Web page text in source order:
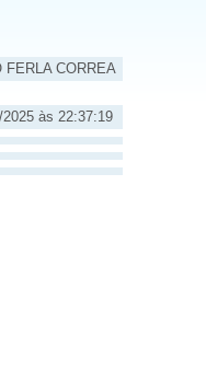
FERLA CORREA
às 22:37:19